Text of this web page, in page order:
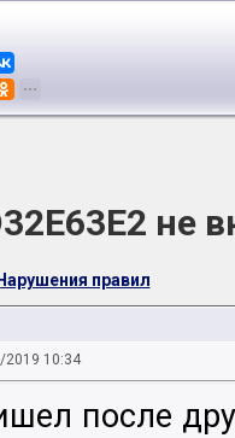
не
Нарушения правил
10:34
после